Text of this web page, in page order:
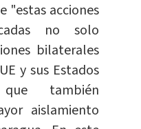
"estas acciones
no solo
bilaterales
y sus Estados
también
aislamiento